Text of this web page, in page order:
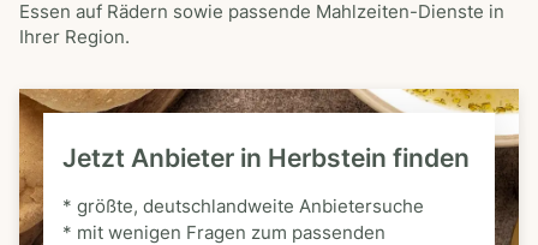
Essen auf Rädern sowie passende Mahlzeiten-Dienste in
Ihrer Region.
Jetzt Anbieter in Herbstein finden
* größte, deutschlandweite Anbietersuche
* mit wenigen Fragen zum passenden